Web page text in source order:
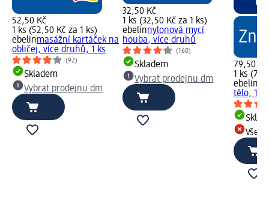
52,50 Kč
1 ks (52,50 Kč za 1 ks)
ebelinmasážní kartáček na
obličej, více druhů, 1 ks
(92)
Skladem
Vybrat prodejnu dm
32,50 Kč
1 ks (32,50 Kč za 1 ks)
ebelinnylonová mycí
houba, více druhů
(160)
Skladem
Vybrat prodejnu dm
79,50 Kč
1 ks
ebelin
tělo, 1 ks